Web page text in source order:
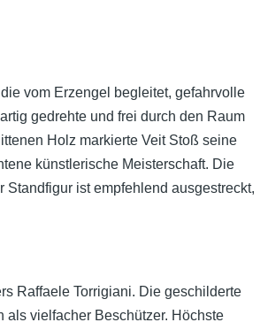
vom Erzengel begleitet, gefahrvolle
gedrehte und frei durch den Raum
Holz markierte Veit Stoß seine
künstlerische Meisterschaft. Die
ist empfehlend ausgestreckt,
Raffaele Torrigiani. Die geschilderte
als vielfacher Beschützer. Höchste